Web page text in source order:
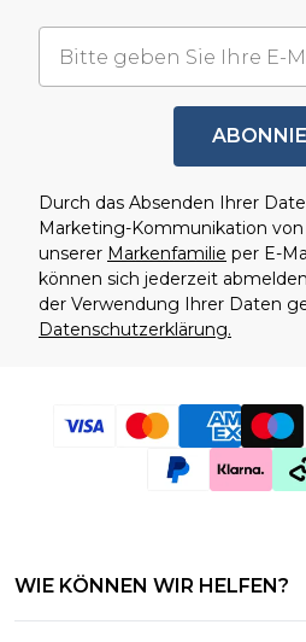
Durch das Absenden Ihrer
Marketing-Kommunikation
unserer Markenfamilie per E-
können sich jederzeit
der Verwendung Ihrer Daten
Datenschutzerklärung.
WIE KÖNNEN WIR HELFEN?